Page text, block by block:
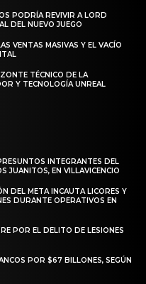
PODRÍA REVIVIR A LORD
DEL NUEVO JUEGO
VENTAS MASIVAS Y EL VACÍO
TÉCNICO DE LA
Y TECNOLOGÍA UNREAL
INTEGRANTES DEL
JUANITOS, EN VILLAVICENCIO
DEL META INCAUTA LICORES Y
DURANTE OPERATIVOS EN
POR EL DELITO DE LESIONES
POR $67 BILLONES, SEGÚN